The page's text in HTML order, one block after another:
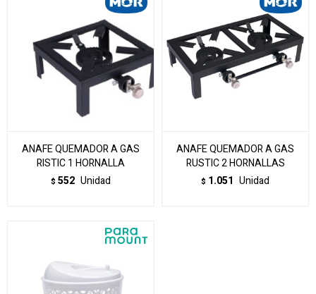
ANAFE QUEMADOR A GAS
RISTIC 1 HORNALLA
$ 552 Unidad
ANAFE QUEMADOR A GAS
RUSTIC 2 HORNALLAS
$ 1.051 Unidad